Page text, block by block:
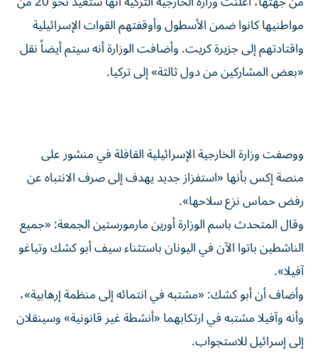
مواطنيها كانوا ضمن الأسطول وأوقفتهم القوات الإسرائيلية
واقتادتهم إلى جزيرة كريت. وأضافت الوزارة أنه سيتم أيضاً نقل
«بعض المشاركين من دول ثالثة» إلى تركيا.
ووصفت وزارة الخارجية الإسرائيلية القافلة في منشور على
منصة إكس بأنها «استفزاز جديد يهدف إلى صرف الانتباه عن
رفض حماس نزع سلاحها».
وقال المتحدث باسم الوزارة أورين مارمورستين الجمعة: «جميع
الناشطين باتوا الآن في اليونان باستثناء سيف أبو كشك وتياغو
آفيلا».
وأضاف أن أبو كشك: «مشتبه في انتمائه إلى منظمة إرهابية»،
وأنه وآفيلا مشتبه في ارتكابهما «أنشطة غير قانونية» وسينقلان
إلى إسرائيل للاستجواب.